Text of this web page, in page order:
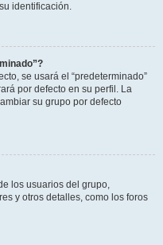
identificación.
se usará el “predeterminado”
por defecto en su perfil. La
su grupo por defecto
los usuarios del grupo,
y otros detalles, como los foros